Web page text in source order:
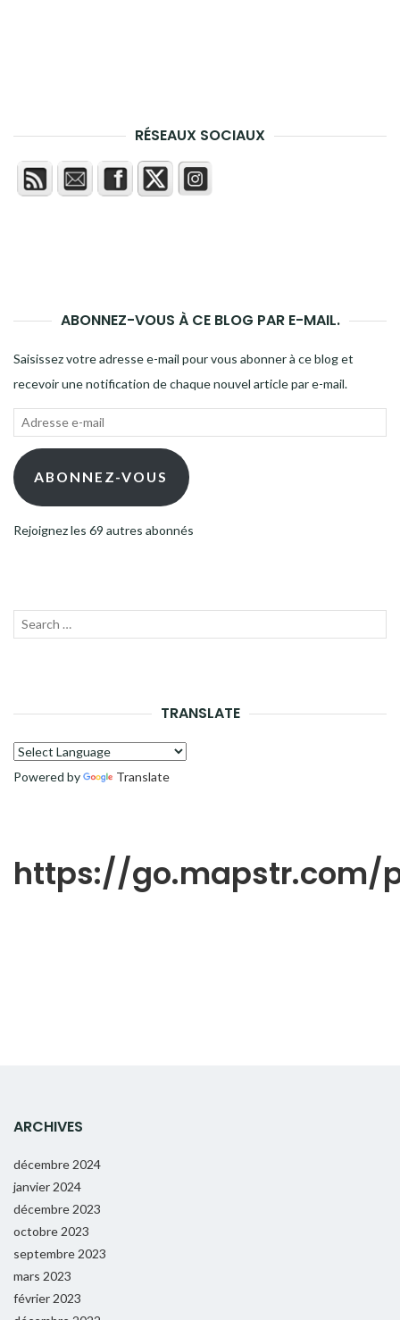
RÉSEAUX SOCIAUX
ABONNEZ-VOUS À CE BLOG PAR E-MAIL.
Saisissez votre adresse e-mail pour vous abonner à ce blog et
recevoir une notification de chaque nouvel article par e-mail.
Adresse
mail ABONNEZ-VOUS
Rejoignez les 69 autres abonnés
Recherche
TRANSLATE
Powered by Translate
https://go.mapstr.com/
ARCHIVES
décembre 2024
janvier 2024
décembre 2023
octobre 2023
septembre 2023
mars 2023
février 2023